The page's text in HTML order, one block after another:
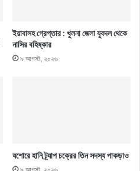
ইয়াবাসহ গ্রেপ্তার : খুলনা জেলা যুবদল থেকে
নাসির বহিষ্কার
৯ আগস্ট, ২০২৬
যশোরে হানি ট্র্যাপ চক্রের তিন সদস্য পাকড়াও